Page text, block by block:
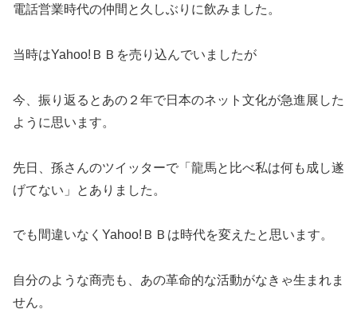
電話営業時代の仲間と久しぶりに飲みました。
当時はYahoo!ＢＢを売り込んでいましたが
今、振り返るとあの２年で日本のネット文化が急進展した
ように思います。
先日、孫さんのツイッターで「龍馬と比べ私は何も成し遂
げてない」とありました。
でも間違いなくYahoo!ＢＢは時代を変えたと思います。
自分のような商売も、あの革命的な活動がなきゃ生まれま
せん。